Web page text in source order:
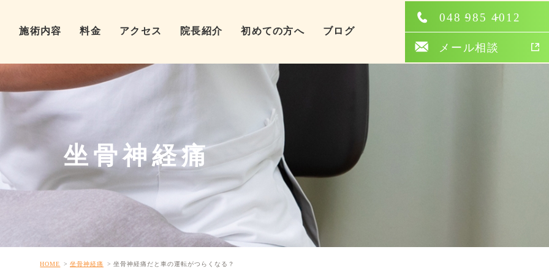
施術内容 料金 アクセス 院長紹介 初めての方へ ブログ
坐骨神経痛
HOME 坐骨神経痛 坐骨神経痛だと車の運転がつらくなる？